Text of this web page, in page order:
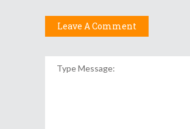
Leave A Comment